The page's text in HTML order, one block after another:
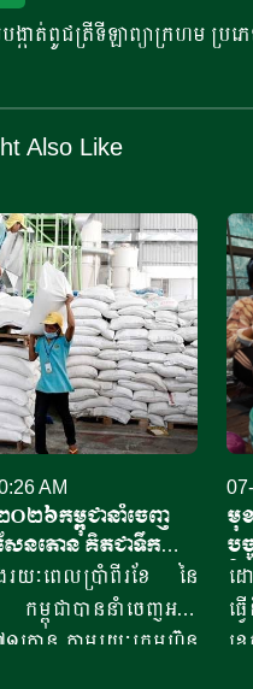
មបង្កាត់ពូជត្រីទីឡាព្យាក្រហម ប្
Also Like
AM
២០២៦កម្ពុជានាំចេញ
រសែន​តោន គិតជាទឹក
ានដុល្លារ
យៈពេលប្រាំពីរខែ នៃ
ជាបាននាំចេញអង្ករ
តោន​ តាមរយៈក្រុមហ៊ុន
មុ
ប
ជិ
ដ
ធ្
ខ